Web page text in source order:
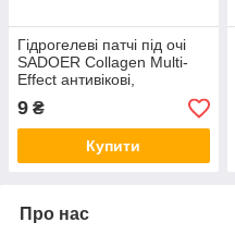
Гідрогелеві патчі під очі
SADOER Collagen Multi-
Effect антивікові,
зміцнюючі 7.5 г
9 ₴
Купити
Про нас